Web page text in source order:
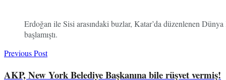
Erdoğan ile Sisi arasındaki buzlar, Katar’da düzenlenen Dünya
başlamıştı.
Previous Post
AKP, New York Belediye Başkanına bile rüşvet vermiş!